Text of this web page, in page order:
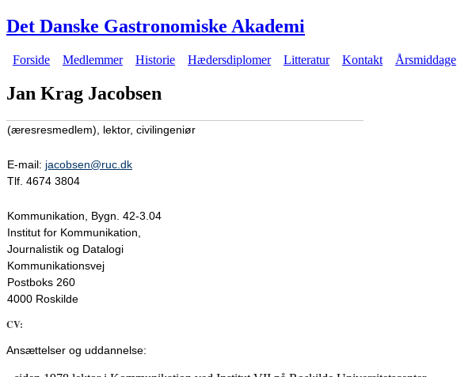
Gå til hovedindhold
Det Danske Gastronomiske Akademi
Forside Medlemmer Historie Hædersdiplomer Litteratur Kontakt Årsmiddage
Jan Krag Jacobsen
(æresresmedlem), lektor, civilingeniør
E-mail: jacobsen@ruc.dk
Tlf. 4674 3804
Kommunikation, Bygn. 42-3.04
Institut for Kommunikation,
Journalistik og Datalogi
Kommunikationsvej
Postboks 260
4000 Roskilde
CV:
Ansættelser og uddannelse: